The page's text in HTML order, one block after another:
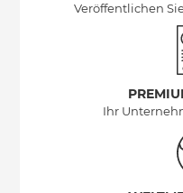
Veröffentlichen
Ihr